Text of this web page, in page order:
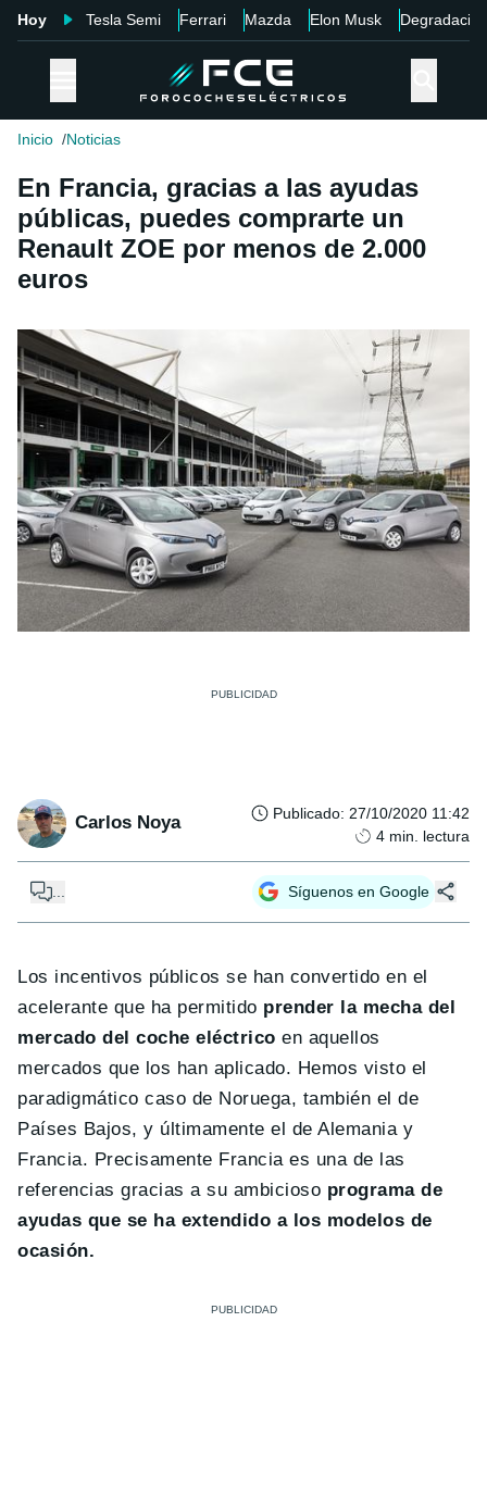
Hoy Tesla Semi Ferrari Mazda Elon Musk Degradación
Inicio Noticias
En Francia, gracias a las ayudas
públicas, puedes comprarte un
Renault ZOE por menos de 2.000
euros
Carlos Noya Publicado: 27/10/2020 11:42
4 min. lectura
Síguenos en Google
Los incentivos públicos se han convertido en el
acelerante que ha permitido prender la mecha del
mercado del coche eléctrico en aquellos
mercados que los han aplicado. Hemos visto el
paradigmático caso de Noruega, también el de
Países Bajos, y últimamente el de Alemania y
Francia. Precisamente Francia es una de las
referencias gracias a su ambicioso programa de
ayudas que se ha extendido a los modelos de
ocasión.